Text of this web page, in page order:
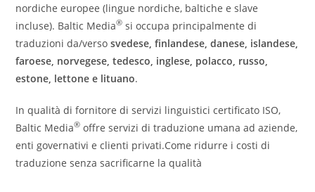
nordiche europee (lingue nordiche, baltiche e slave
incluse). Baltic Media® si occupa principalmente di
traduzioni da/versosvedese, finlandese, danese, islandese,
faroese, norvegese, tedesco, inglese, polacco, russo,
estone, lettone e lituano.
In qualità di fornitore di servizi linguistici certificato ISO,
Baltic Media® offre servizi di traduzione umana ad aziende,
enti governativi e clienti privati.Come ridurre i costi di
traduzione senza sacrificarne la qualità